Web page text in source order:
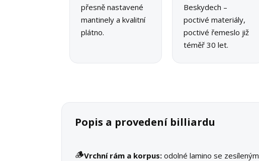
přesně nastavené
mantinely a kvalitní
plátno.
Beskydech –
poctivé materiály,
poctivé řemeslo již
téměř 30 let.
Popis a provedení billiardu
🪵Vrchní rám a korpus: odolné lamino se zesíleným